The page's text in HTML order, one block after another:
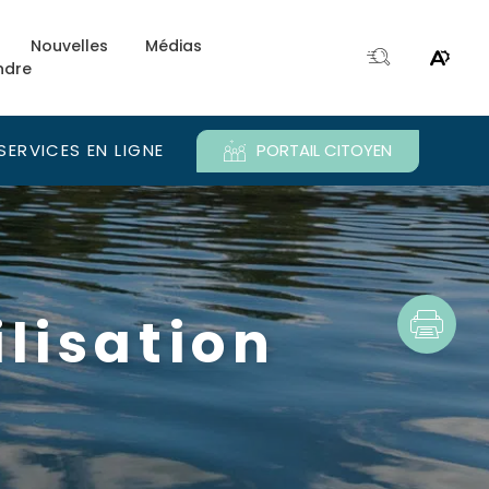
Nouvelles
Médias
fenêtre
de
recherche.
EN LIGNE PORTAIL CITOYEN